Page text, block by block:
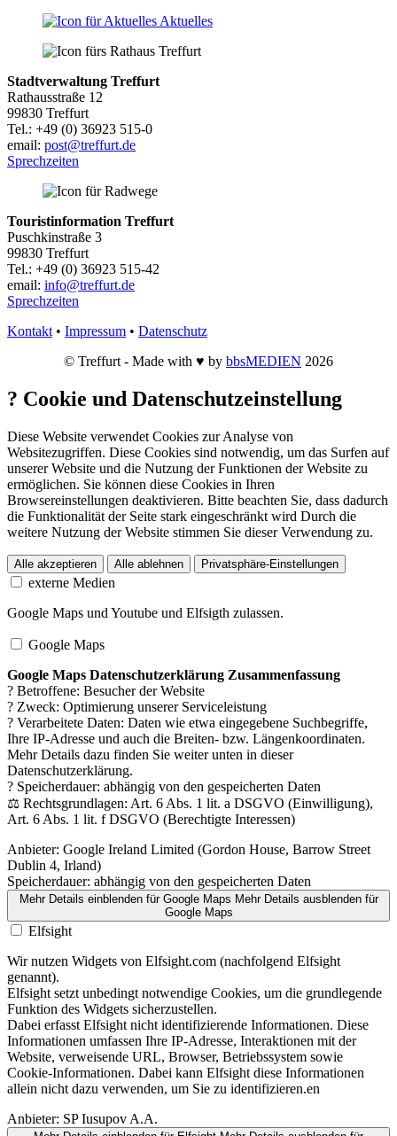
Aktuelles
Stadtverwaltung Treffurt
Rathausstraße 12
99830 Treffurt
Tel.: +49 (0) 36923 515-0
email: post@treffurt.de
Sprechzeiten
Touristinformation Treffurt
Puschkinstraße 3
99830 Treffurt
Tel.: +49 (0) 36923 515-42
email: info@treffurt.de
Sprechzeiten
Kontakt • Impressum • Datenschutz
© Treffurt - Made with ♥ by bbsMEDIEN 2026
? Cookie und Datenschutzeinstellung
Diese Website verwendet Cookies zur Analyse von
Websitezugriffen. Diese Cookies sind notwendig, um das Surfen auf
unserer Website und die Nutzung der Funktionen der Website zu
ermöglichen. Sie können diese Cookies in Ihren
Browsereinstellungen deaktivieren. Bitte beachten Sie, dass dadurch
die Funktionalität der Seite stark eingeschränkt wird Durch die
weitere Nutzung der Website stimmen Sie dieser Verwendung zu.
Alle akzeptieren Alle ablehnen Privatsphäre-Einstellungen
externe Medien
Google Maps und Youtube und Elfsigth zulassen.
Google Maps
Google Maps Datenschutzerklärung Zusammenfassung
? Betroffene: Besucher der Website
? Zweck: Optimierung unserer Serviceleistung
? Verarbeitete Daten: Daten wie etwa eingegebene Suchbegriffe,
Ihre IP-Adresse und auch die Breiten- bzw. Längenkoordinaten.
Mehr Details dazu finden Sie weiter unten in dieser
Datenschutzerklärung.
? Speicherdauer: abhängig von den gespeicherten Daten
⚖️ Rechtsgrundlagen: Art. 6 Abs. 1 lit. a DSGVO (Einwilligung),
Art. 6 Abs. 1 lit. f DSGVO (Berechtigte Interessen)
Anbieter: Google Ireland Limited (Gordon House, Barrow Street
Dublin 4, Irland)
Speicherdauer: abhängig von den gespeicherten Daten
Mehr Details einblendenfür Google Maps Mehr Details ausblendenfür
Google Maps
Elfsight
Wir nutzen Widgets von Elfsight.com (nachfolgend Elfsight
genannt).
Elfsight setzt unbedingt notwendige Cookies, um die grundlegende
Funktion des Widgets sicherzustellen.
Dabei erfasst Elfsight nicht identifizierende Informationen. Diese
Informationen umfassen Ihre IP-Adresse, Interaktionen mit der
Website, verweisende URL, Browser, Betriebssystem sowie
Cookie-Informationen. Dabei kann Elfsight diese Informationen
allein nicht dazu verwenden, um Sie zu identifizieren.en
Anbieter: SP Iusupov A.A.